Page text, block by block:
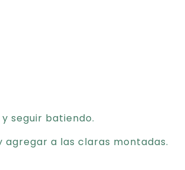
seguir batiendo.
a las claras montadas.